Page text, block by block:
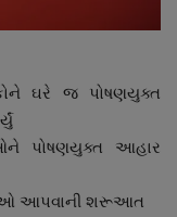
ઘરે જ પોષણયુક્ત
પોષણયુક્ત આહાર
આપવાની શરૂઆત